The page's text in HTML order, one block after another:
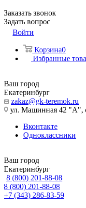
Заказать звонок
Задать вопрос
Войти
Корзина0
Избранные
Ваш город
Екатеринбург
zakaz@gk-teremok.ru
ул. Машинная 42
Вконтакте
Одноклассники
Ваш город
Екатеринбург
8 (800) 201-88-08
8 (800) 201-88-08
+7 (343) 286-83-59